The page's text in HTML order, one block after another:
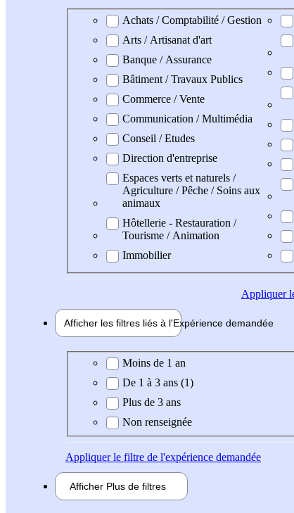
Domaine professionel
Achats / Comptabilité / Gestion
Arts / Artisanat d'art
Banque / Assurance
Bâtiment / Travaux Publics
Commerce / Vente
Communication / Multimédia
Conseil / Etudes
Direction d'entreprise
Espaces verts et naturels /
Agriculture / Pêche / Soins aux
animaux
Hôtellerie - Restauration /
Tourisme / Animation
Immobilier
Appliquer
Afficher les filtres liés à l'Expérience demandée
Expérience demandée
Moins de 1 an
De 1 à 3 ans (1)
Plus de 3 ans
Non renseignée
Appliquerle filtre de l'expérience demandée
Afficher Plus de filtres